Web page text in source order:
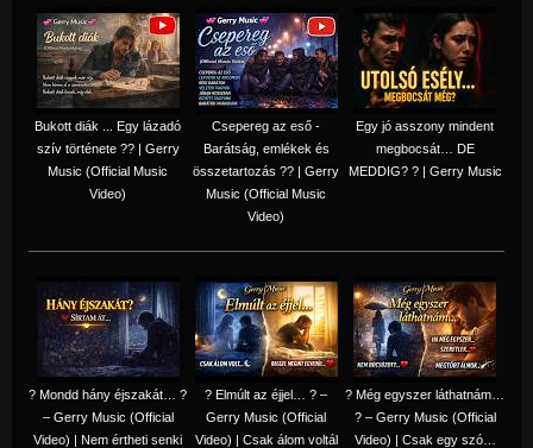
Bukott diák ... Egy lázadó
szív története ?? | Gerry
Music (Official Music
Video)
Csepereg az eső -
Barátság, emlékek és
összetartozás ?️? | Gerry
Music (Official Music
Video)
Egy jó asszony mindent
megbocsát… DE
MEDDIG? ? | Gerry Music
? Mondd hány éjszakát… ?
– Gerry Music (Official
Video) | Nem értheti senki
? Elmúlt az éjjel… ? –
Gerry Music (Official
Video) | Csak álom voltál
? Még egyszer láthatnám…
? – Gerry Music (Official
Video) | Csak egy szó…